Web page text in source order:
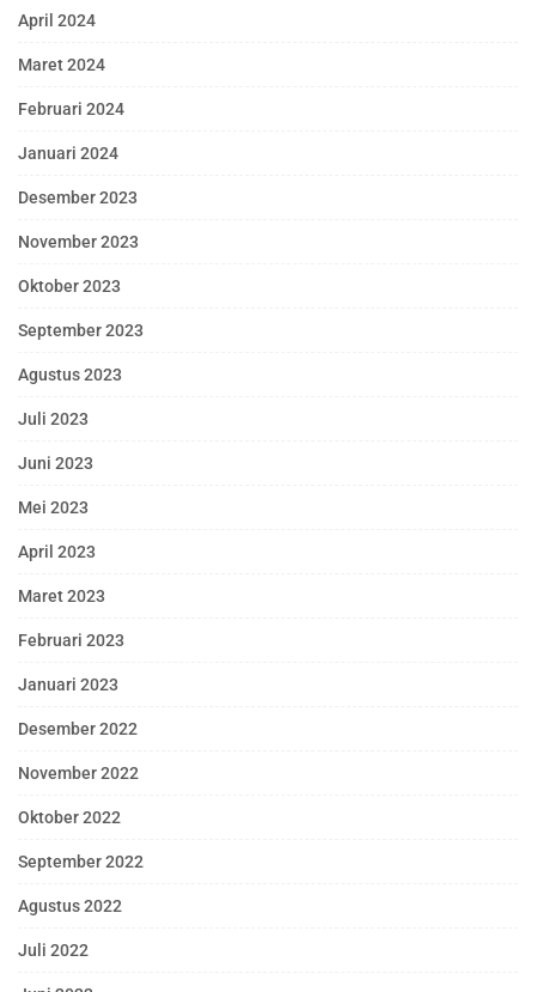
April 2024
Maret 2024
Februari 2024
Januari 2024
Desember 2023
November 2023
Oktober 2023
September 2023
Agustus 2023
Juli 2023
Juni 2023
Mei 2023
April 2023
Maret 2023
Februari 2023
Januari 2023
Desember 2022
November 2022
Oktober 2022
September 2022
Agustus 2022
Juli 2022